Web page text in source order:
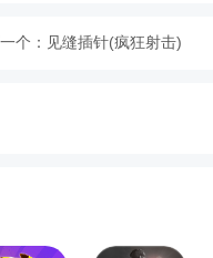
打不完了估摸着直
，铁桥的风纪委员
个： 见缝插针(疯狂射击)